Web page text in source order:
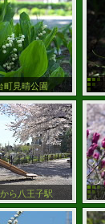
町見晴公園
ら八王子駅